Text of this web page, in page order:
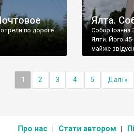
по дороге
Ялта.
Собор Іоанна
Ялти. Його 45-
майже
1 2 3 4 5 Далі »
Про нас Стати автором